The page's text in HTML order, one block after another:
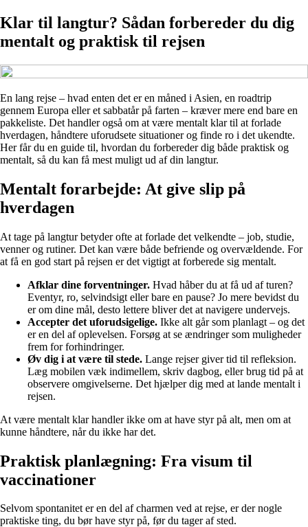
Klar til langtur? Sådan forbereder du dig
mentalt og praktisk til rejsen
En lang rejse – hvad enten det er en måned i Asien, en roadtrip
gennem Europa eller et sabbatår på farten – kræver mere end bare en
pakkeliste. Det handler også om at være mentalt klar til at forlade
hverdagen, håndtere uforudsete situationer og finde ro i det ukendte.
Her får du en guide til, hvordan du forbereder dig både praktisk og
mentalt, så du kan få mest muligt ud af din langtur.
Mentalt forarbejde: At give slip på
hverdagen
At tage på langtur betyder ofte at forlade det velkendte – job, studie,
venner og rutiner. Det kan være både befriende og overvældende. For
at få en god start på rejsen er det vigtigt at forberede sig mentalt.
Afklar dine forventninger. Hvad håber du at få ud af turen?
Eventyr, ro, selvindsigt eller bare en pause? Jo mere bevidst du
er om dine mål, desto lettere bliver det at navigere undervejs.
Accepter det uforudsigelige. Ikke alt går som planlagt – og det
er en del af oplevelsen. Forsøg at se ændringer som muligheder
frem for forhindringer.
Øv dig i at være til stede. Lange rejser giver tid til refleksion.
Læg mobilen væk indimellem, skriv dagbog, eller brug tid på at
observere omgivelserne. Det hjælper dig med at lande mentalt i
rejsen.
At være mentalt klar handler ikke om at have styr på alt, men om at
kunne håndtere, når du ikke har det.
Praktisk planlægning: Fra visum til
vaccinationer
Selvom spontanitet er en del af charmen ved at rejse, er der nogle
praktiske ting, du bør have styr på, før du tager af sted.